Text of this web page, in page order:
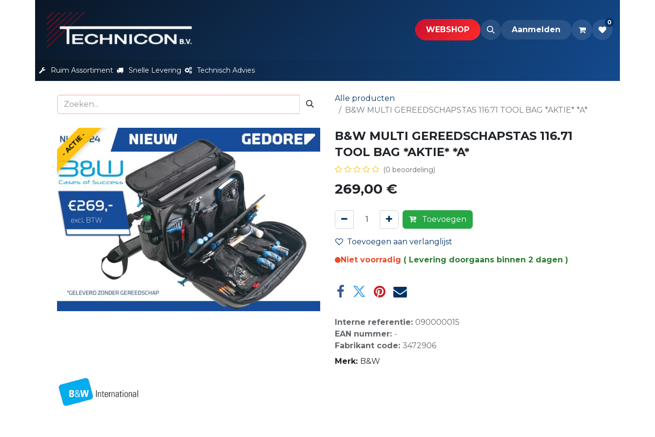
Contact Downloads
WEBS​H​​OP​​ Aanmelden
0
Ruim Assortiment Snelle Levering Technisch Advies
Alle producten
B&W MULTI GEREEDSCHAPSTAS 116.71 TOOL BAG *AKTIE* *A*
- ACTIE -
B&W MULTI GEREEDSCHAPSTAS 116.71
TOOL BAG *AKTIE* *A*
(0 beoordeling)
269,00 €
Toevoegen
Toevoegen aan verlanglijst
Niet voorradig ( Levering doorgaans binnen 2 dagen )
Interne referentie: 090000015
EAN nummer: -
Fabrikant code: 3472906
Merk: B&W